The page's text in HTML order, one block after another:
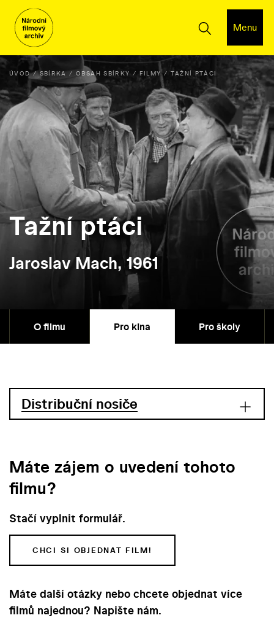
Menu
ÚVOD SBÍRKA OBSAH SBÍRKY FILMY TAŽNÍ PTÁCI
Tažní ptáci
Jaroslav Mach, 1961
O filmu Pro kina Pro školy
Distribuční nosiče
Máte zájem o uvedení tohoto
filmu?
Stačí vyplnit formulář.
CHCI SI OBJEDNAT FILM!
Máte další otázky nebo chcete objednat více
filmů najednou? Napište nám.